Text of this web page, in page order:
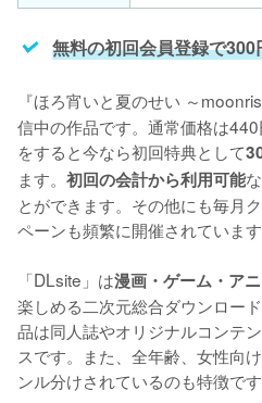
無料の初回会員登録で
『ほろ宵いと夏のせい ～
信中の作品です。通常価格は
をすると今なら初回特典として
ます。 初回の会計から利用可能
とができます。その他にも毎月
ペーンも頻繁に開催されています
「DLsite」は漫画・ゲーム・ア
楽しめる二次元総合ダウンロー
品は同人誌やオリジナルコンテ
スです。また、全年齢、女性向
ンル分けされているのも特徴です